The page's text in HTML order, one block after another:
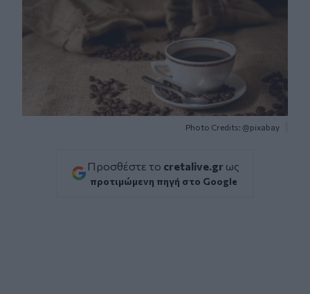
Photo Credits: @pixabay
Προσθέστε το cretalive.gr ως
προτιμώμενη πηγή στο Google